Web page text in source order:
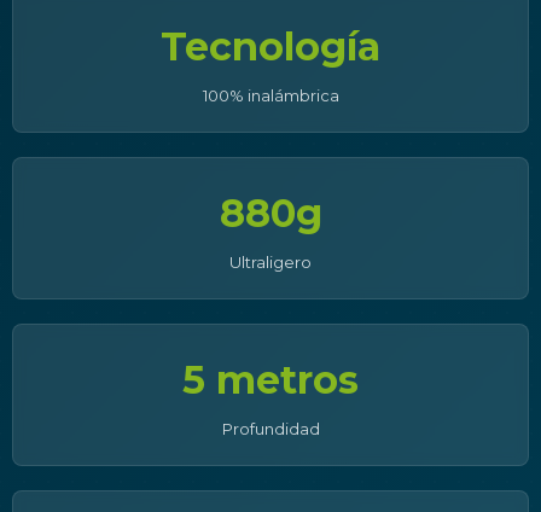
Tecnología
100% inalámbrica
880g
Ultraligero
5 metros
Profundidad